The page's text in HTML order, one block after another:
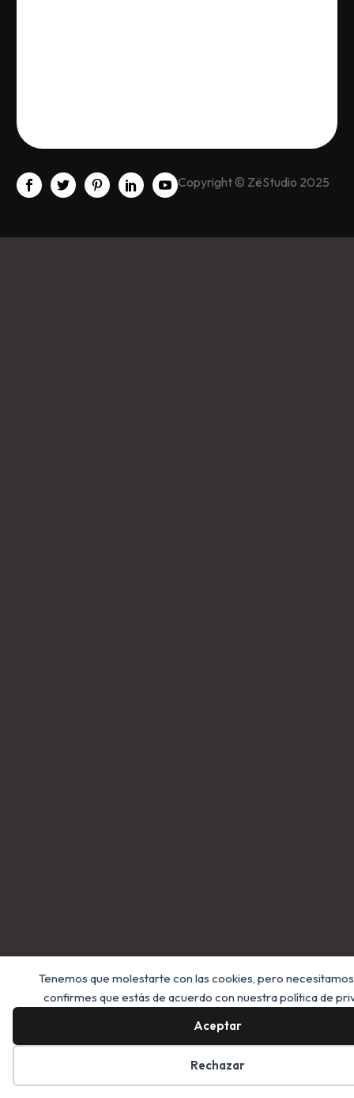
Tenemos que molestarte con las cookies, pero
confirmes que estás de acuerdo con nuestra política de
Aceptar
Rechazar
Copyright © ZëStudio 2025